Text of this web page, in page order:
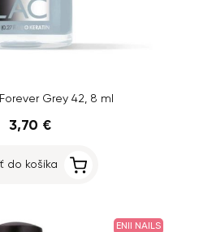
Grey 42, 8 ml
3,70 €
do košíka
ENII NAILS